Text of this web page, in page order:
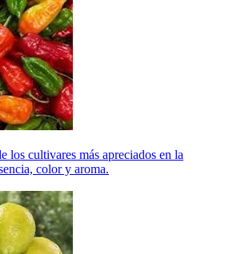
los cultivares más apreciados en la
color y aroma.